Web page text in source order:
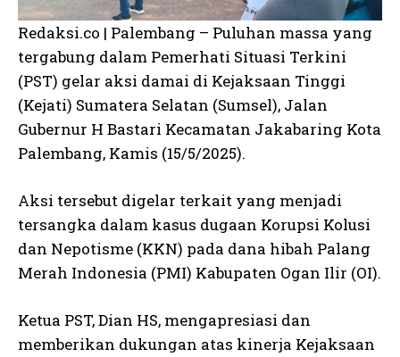
Redaksi.co | Palembang – Puluhan massa yang
tergabung dalam Pemerhati Situasi Terkini
(PST) gelar aksi damai di Kejaksaan Tinggi
(Kejati) Sumatera Selatan (Sumsel), Jalan
Gubernur H Bastari Kecamatan Jakabaring Kota
Palembang, Kamis (15/5/2025).
Aksi tersebut digelar terkait yang menjadi
tersangka dalam kasus dugaan Korupsi Kolusi
dan Nepotisme (KKN) pada dana hibah Palang
Merah Indonesia (PMI) Kabupaten Ogan Ilir (OI).
Ketua PST, Dian HS, mengapresiasi dan
memberikan dukungan atas kinerja Kejaksaan